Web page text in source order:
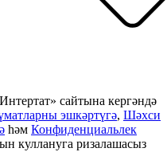
сайтына кергәндә
эшкәртүгә, Шәхси
һәм Конфиденциальлек
куллануга ризалашасыз